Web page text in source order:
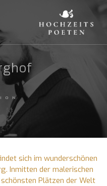
sich im wunderschönen
Inmitten der malerischen
Plätzen der Welt